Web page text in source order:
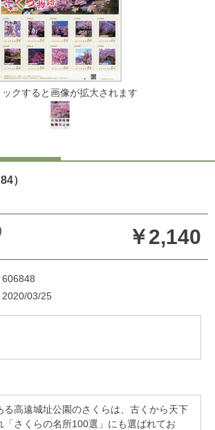
ックすると画像が拡大されます
）
￥2,140
606848
2020/03/25
る高遠城址公園のさくらは、古くから天下
「さくらの名所100選」にも選ばれてお